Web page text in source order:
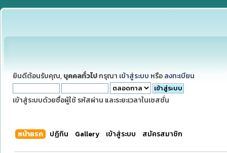
ยินดีต้อนรับคุณ, บุคคลทั่วไปกรุณา เข้าสู่ระบบ หรือ ลงทะเบียน
เข้าสู่ระบบด้วยชื่อผู้ใช้ รหัสผ่าน และระยะเวลาในเซสชั่น
หน้าแรก ปฏิทิน Gallery เข้าสู่ระบบ สมัครสมาชิก